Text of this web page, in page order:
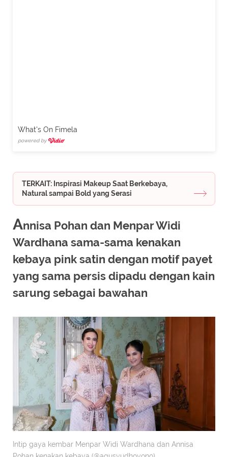
What's On Fimela
powered by
TERKAIT: Inspirasi Makeup Saat Berkebaya,
Natural sampai Bold yang Serasi
Annisa Pohan dan Menpar Widi
Wardhana sama-sama kenakan
kebaya pink satin dengan motif payet
yang sama persis dipadu dengan kain
sarung sebagai bawahan
Intip gaya kembar Menpar Widi Wardhana dan Annisa